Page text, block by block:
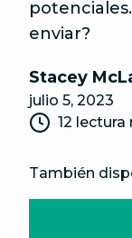
enviar?
Stacey
julio 5, 2023
12
También